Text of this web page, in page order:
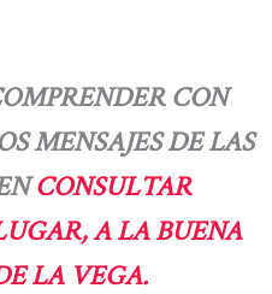
CON
MENSAJES DE LAS
CONSULTAR
A LA BUENA
LA VEGA.